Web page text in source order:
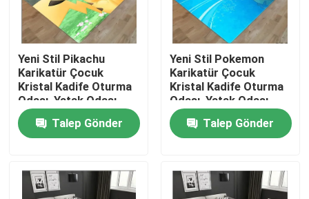
Ev
videolar
Yeni Stil Pikachu
Karikatür Çocuk
Kristal Kadife Oturma
Odası, Yatak Odası
Oturma Odası Zemin
Halılar Talep Gönder
Yeni Stil Pokemon
Karikatür Çocuk
Kristal Kadife Oturma
Odası, Yatak Odası
Oturma Odası Zemin
Halılar Talep Gönder